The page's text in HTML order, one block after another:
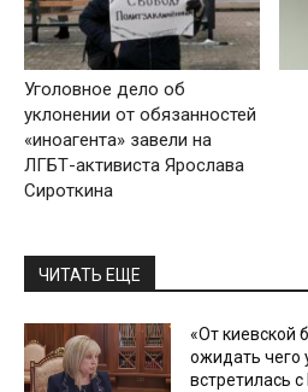
Уголовное дело об
уклонении от обязанностей
«иноагента» завели на
ЛГБТ-активиста Ярослава
Сироткина
ЧИТАТЬ ЕЩЕ
«От киевской
ожидать чего
встретилась